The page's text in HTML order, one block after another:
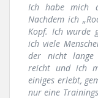
Ich habe mich
Nachdem ich
Kopf. Ich wurde
ich viele
der nicht lange
reicht und ich
einiges erlebt,
nur eine